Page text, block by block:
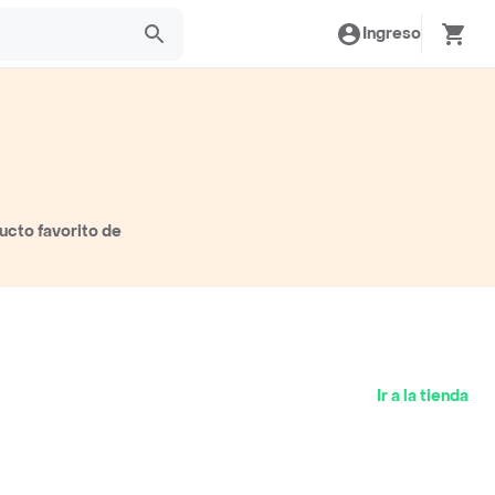
Ingreso
favorito de
Ir a la tienda